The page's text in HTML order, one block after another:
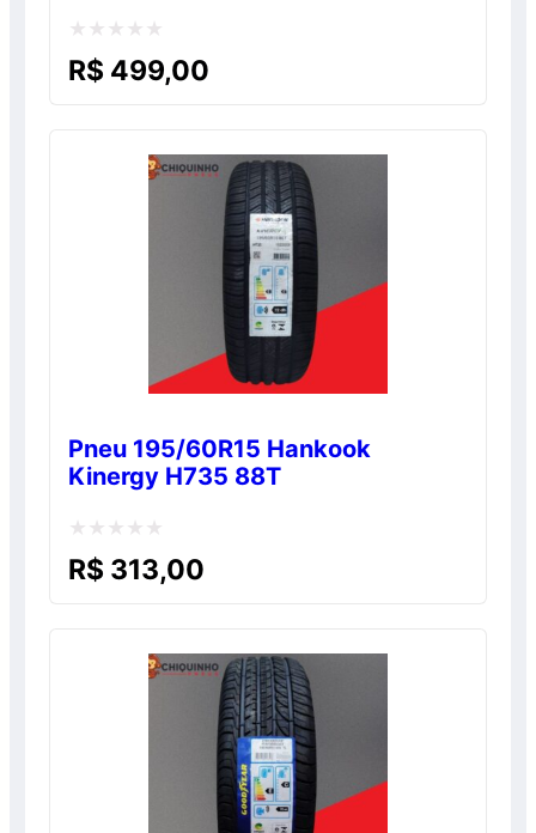
Avaliação
R$ 499,00
Pneu 195/60R15 Hankook
Kinergy H735 88T
Avaliação
R$ 313,00